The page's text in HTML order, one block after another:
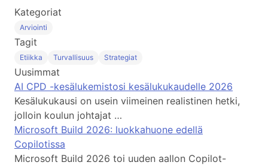
Kategoriat
Arviointi
Tagit
Etiikka Turvallisuus Strategiat
Uusimmat
AI CPD -kesälukemistosi kesälukukaudelle 2026
Kesälukukausi on usein viimeinen realistinen hetki,
jolloin koulun johtajat …
Microsoft Build 2026: luokkahuone edellä
Copilotissa
Microsoft Build 2026 toi uuden aallon Copilot-